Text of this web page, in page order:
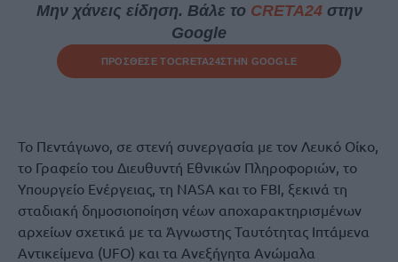
Μην χάνεις είδηση. Βάλε το CRETA24στην
Google
ΠΡΟΣΘΕΣΕ ΤΟCRETA24ΣΤΗΝ GOOGLE
Το Πεντάγωνο, σε στενή συνεργασία με τον Λευκό Οίκο,
το Γραφείο του Διευθυντή Εθνικών Πληροφοριών, το
Υπουργείο Ενέργειας, τη NASA και το FBI, ξεκινά τη
σταδιακή δημοσιοποίηση νέων αποχαρακτηρισμένων
αρχείων σχετικά με τα Άγνωστης Ταυτότητας Ιπτάμενα
Αντικείμενα (UFO) και τα Ανεξήγητα Ανώμαλα